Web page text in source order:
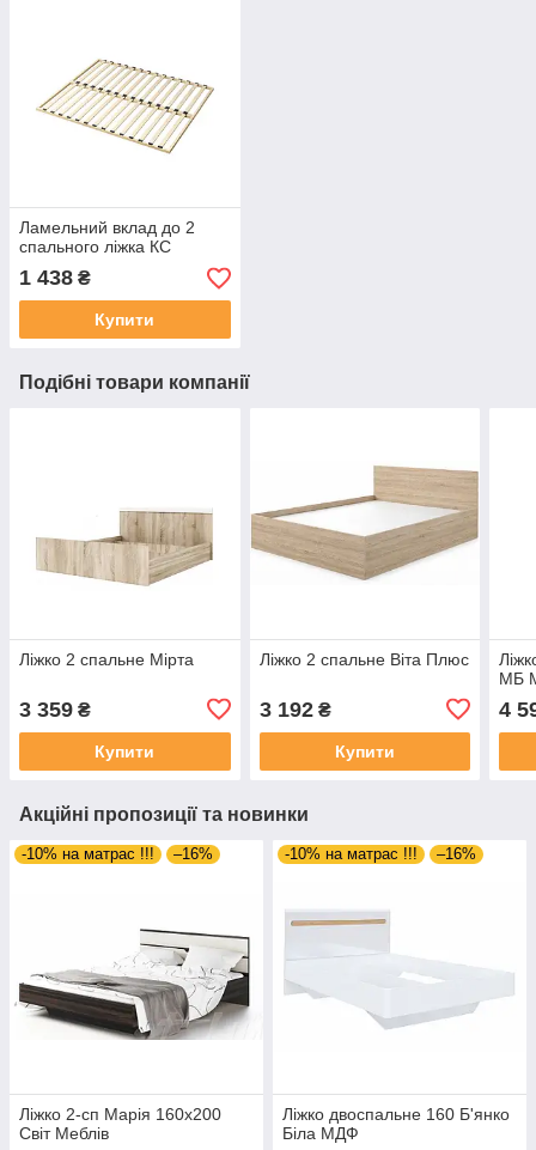
Ламельний вклад до 2
спального ліжка КС
1 438 ₴
Купити
Подібні товари компанії
Ліжко 2 спальне Мірта
3 359 ₴
Купити
Ліжко 2 спальне Віта Плюс
3 192₴
Купити
МБ
4
Акційні пропозиції та новинки
-10% на матрас !!! –16%
Ліжко 2-сп Марія 160х200
Світ Меблів
-10% на матрас !!! –16%
Ліжко двоспальне 160 Б'янко
Біла МДФ